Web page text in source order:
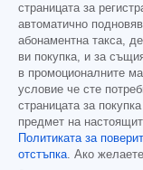
страницата за
автоматично
абонаментна такса,
ви покупка, и за
в промоционалните
условие че сте
страницата за
предмет на
Политиката за
отстъпка. Ако